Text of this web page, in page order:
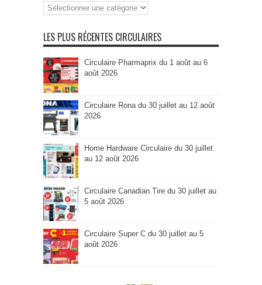
Recherche
par
LES PLUS RÉCENTES CIRCULAIRES
Circulaire Pharmaprix du 1 août au 6
août 2026
Circulaire Rona du 30 juillet au 12 août
2026
Home Hardware Circulaire du 30 juillet
au 12 août 2026
Circulaire Canadian Tire du 30 juillet au
5 août 2026
Circulaire Super C du 30 juillet au 5
août 2026